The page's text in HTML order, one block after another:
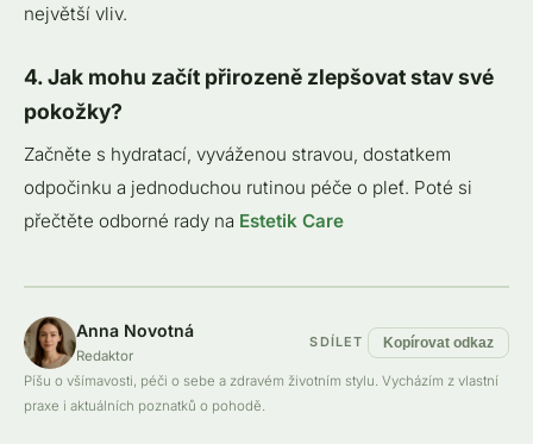
největší vliv.
4. Jak mohu začít přirozeně zlepšovat stav své
pokožky?
Začněte s hydratací, vyváženou stravou, dostatkem
odpočinku a jednoduchou rutinou péče o pleť. Poté si
přečtěte odborné rady na Estetik Care
Anna Novotná
Redaktor
SDÍLET Kopírovat odkaz
Píšu o všímavosti, péči o sebe a zdravém životním stylu. Vycházím z vlastní
praxe i aktuálních poznatků o pohodě.